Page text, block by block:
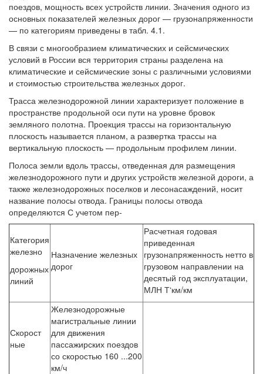
поездов, мощность всех устройств линии. Значения одного из
основных показателей железных дорог — грузонапряженности
— по категориям приведены в табл. 4.1.
В связи с многообразием климатических и сейсмических
условий в России вся территория страны разделена на
климатические и сейсмические зоны с различными условиями
и стоимостью строительства железных дорог.
Трасса железнодорожной линии характеризует положение в
пространстве продольной оси пути на уровне бровок
земляного полотна. Проекция трассы на горизонтальную
плоскость называется планом, а развертка трассы на
вертикальную плоскость — продольным профилем линии.
Полоса земли вдоль трассы, отведенная для размещения
железнодорожного пути и других устройств железной дороги, а
также железнодорожных поселков и лесонасаждений, носит
название полосы отвода. Границы полосы отвода
определяются С учетом пер-
Категория
железно
дорожных
линий
Назначение железных
дорог
Расчетная годовая
приведенная
грузонапряженность нетто в
грузовом направлении на
десятый год эксплуатации,
МЛН Т‘км/км
Скорост
ные
Железнодорожные
магистральные линии
для движения
пассажирских поездов
со скоростью 160 ...200
км/ч